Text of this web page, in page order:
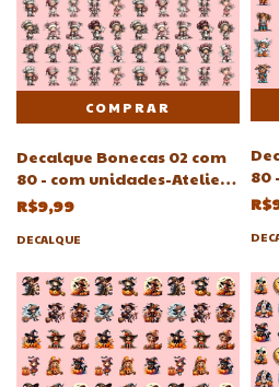
Decalque Bonecas 02 com
80 - com unidades-Atelie
Adriartes
R$9,99
DECALQUE
80